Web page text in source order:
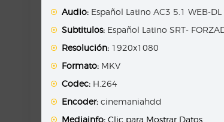
Audio: Español Latino AC3 5.1 WEB-DL
Subtitulos: Español Latino SRT-
Resolución: 1920x1080
Formato: MKV
Codec: H.264
Encoder: cinemaniahdd
Mediainfo: Clic para Mostrar Datos